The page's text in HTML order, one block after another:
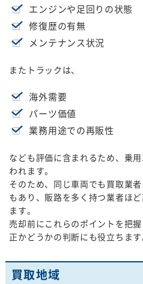
エンジンや足回りの状態
修復歴の有無
メンテナンス状況
またトラックは、
海外需要
パーツ価値
業務用途での再販性
なども評価に含まれるため、乗
われます。
そのため、同じ車両でも買取業
もあり、販路を多く持つ業者ほ
ます。
売却前にこれらのポイントを把
正かどうかの判断にも役立ちます
買取地域